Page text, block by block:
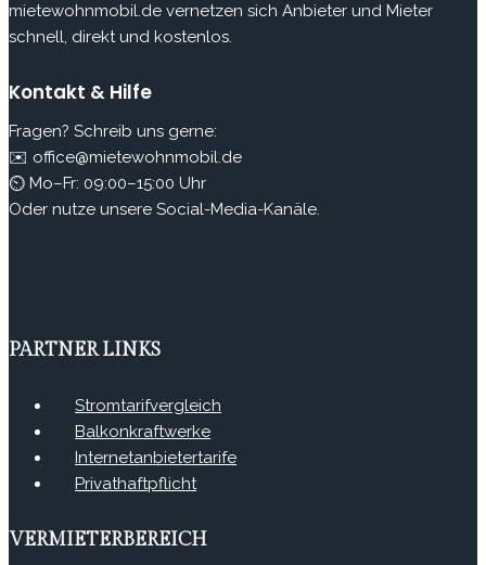
mietewohnmobil.de vernetzen sich Anbieter und Mieter
schnell, direkt und kostenlos.
Kontakt & Hilfe
Fragen? Schreib uns gerne:
✉️ office@mietewohnmobil.de
⏲ Mo–Fr: 09:00–15:00 Uhr
Oder nutze unsere Social-Media-Kanäle.
PARTNER LINKS
Stromtarifvergleich
Balkonkraftwerke
Internetanbietertarife
Privathaftpflicht
VERMIETERBEREICH